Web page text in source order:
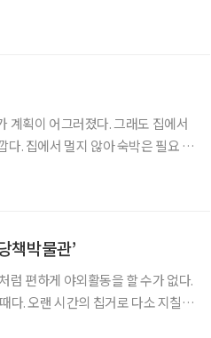
계획이 어그러졌다. 그래도 집에서
. 집에서 멀지 않아 숙박은 필요 없
책박물관’
럼 편하게 야외활동을 할 수가 없다.
다. 오랜 시간의 칩거로 다소 지칠